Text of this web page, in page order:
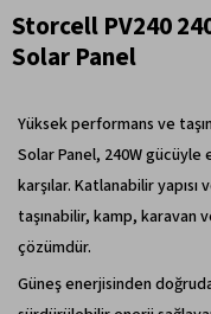
Storcell PV240
Solar Panel
Yüksek performans ve
Solar Panel, 240W gücüyle
karşılar. Katlanabilir yapısı
taşınabilir, kamp, karavan
çözümdür.
Güneş enerjisinden